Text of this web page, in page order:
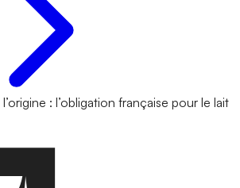
: l’obligation française pour le lait